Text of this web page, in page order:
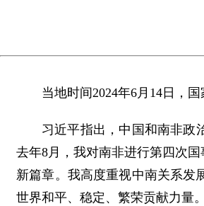
当地时间2024年6月14日，
习近平指出，中国和南非政
去年8月，我对南非进行第四次
新篇章。我高度重视中南关系发
世界和平、稳定、繁荣贡献力量。